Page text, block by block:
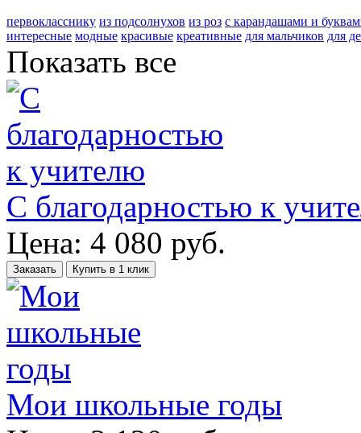
первокласснику из подсолнухов из роз с карандашами и
интересные модные красивые креативные для мальчиков для
Показать все
С благодарностью к
Цена: 4 080 руб.
Заказать Купить в 1 клик
Мои школьные годы